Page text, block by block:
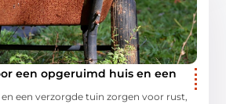
een opgeruimd huis en een
een verzorgde tuin zorgen voor rust,